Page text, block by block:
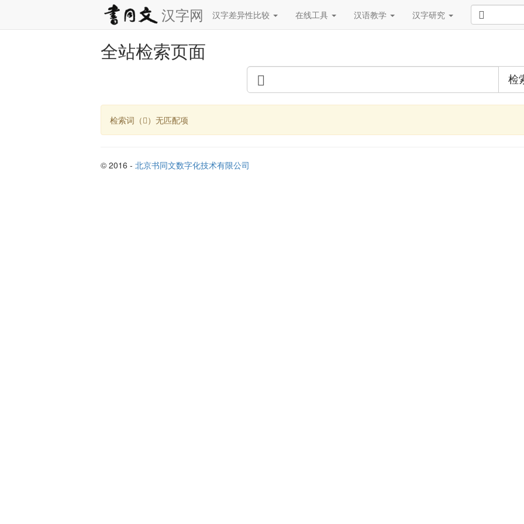
汉字网 汉字差异性比较 在线工具 汉语教学 汉字研究
全站检索页面
检
检索词（𠕋）无匹配项
© 2016 - 北京书同文数字化技术有限公司